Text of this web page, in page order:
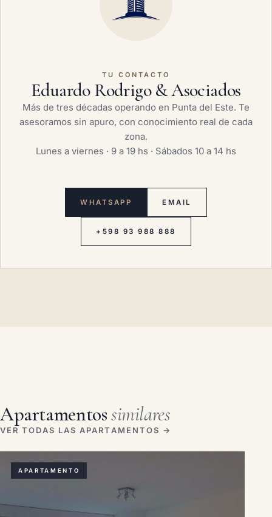
TU CONTACTO
Eduardo Rodrigo & Asociados
Más de tres décadas operando en Punta del Este. Te
asesoramos sin apuro, con conocimiento real de cada
zona.
Lunes a viernes · 9 a 19 hs · Sábados 10 a 14 hs
WHATSAPP EMAIL
+598 93 988 888
Apartamentossimilares
VER TODAS LAS APARTAMENTOS →
APARTAMENTO